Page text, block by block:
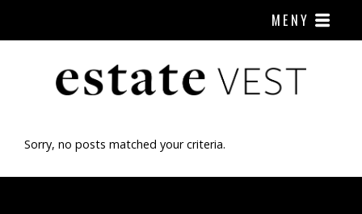
MENY
Sorry, no posts matched your criteria.